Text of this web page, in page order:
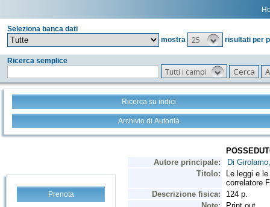
Seleziona banca dati
mostra
25 risultati per
Ricerca semplice
Tutti i campi
Ricerca su indici
Archivio di Autorità
Prenota